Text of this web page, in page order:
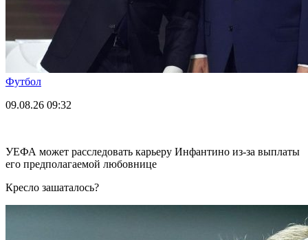
Футбол
09.08.26 09:32
УЕФА может расследовать карьеру Инфантино из-за выплаты
его предполагаемой любовнице
Кресло зашаталось?